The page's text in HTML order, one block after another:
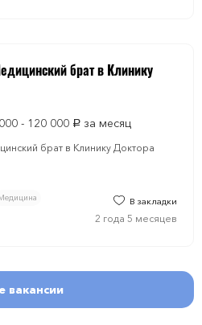
брат в Клинику
- 120 000 руб. за месяц
брат в Клинику Доктора
В закладки
2 года 5 месяцев
вакансии